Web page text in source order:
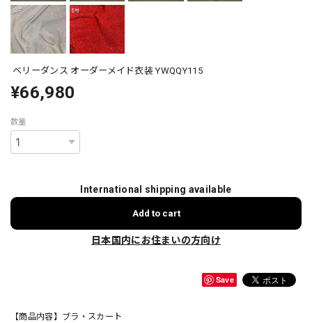
ベリーダンス オーダーメイド衣装 YWQQY115
¥66,980
数量
International shipping available
Add to cart
日本国内にお住まいの方向け
Save
【商品内容】ブラ・スカート